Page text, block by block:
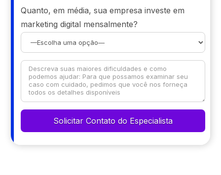
Quanto, em média, sua empresa investe em
marketing digital mensalmente?